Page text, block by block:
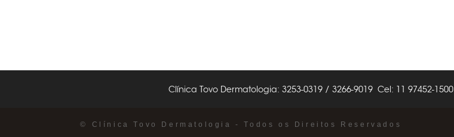
Clínica Tovo Dermatologia: 3253-0319 / 3266-9019 Cel: 11 97452-1500
© Clínica Tovo Dermatologia - Todos os Direitos Reservados